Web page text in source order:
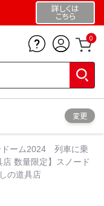
詳しくは
こちら
0
変更
ドーム2024 列車に乗
数量限定】スノード
の道具店